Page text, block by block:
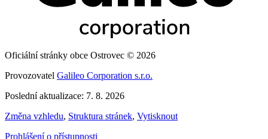
Oficiální stránky obce Ostrovec © 2026
Provozovatel Galileo Corporation s.r.o.
Poslední aktualizace: 7. 8. 2026
Změna vzhledu, Struktura stránek, Vytisknout
Prohlášení o přístupnosti